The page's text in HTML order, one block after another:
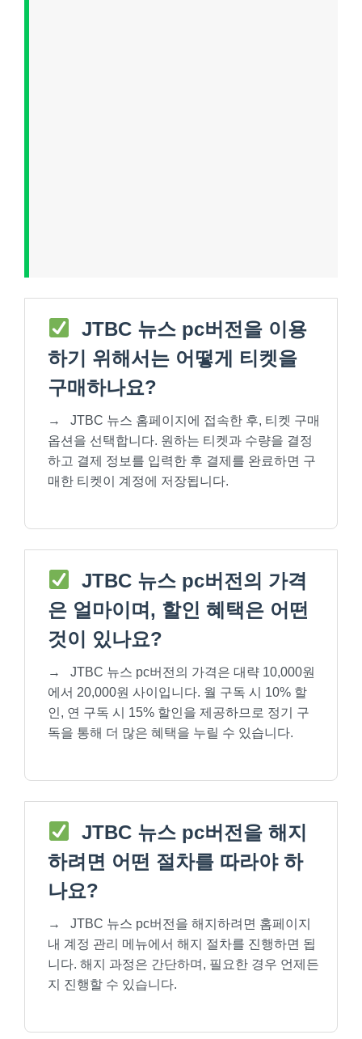
JTBC 뉴스 pc버전을 이용
하기 위해서는 어떻게 티켓을
구매하나요?
→
JTBC 뉴스 홈페이지에 접속한 후, 티켓 구매
옵션을 선택합니다. 원하는 티켓과 수량을 결정
하고 결제 정보를 입력한 후 결제를 완료하면 구
매한 티켓이 계정에 저장됩니다.
JTBC 뉴스 pc버전의 가격
은 얼마이며, 할인 혜택은 어떤
것이 있나요?
→
JTBC 뉴스 pc버전의 가격은 대략 10,000원
에서 20,000원 사이입니다. 월 구독 시 10% 할
인, 연 구독 시 15% 할인을 제공하므로 정기 구
독을 통해 더 많은 혜택을 누릴 수 있습니다.
JTBC 뉴스 pc버전을 해지
하려면 어떤 절차를 따라야 하
나요?
→
JTBC 뉴스 pc버전을 해지하려면 홈페이지
내 계정 관리 메뉴에서 해지 절차를 진행하면 됩
니다. 해지 과정은 간단하며, 필요한 경우 언제든
지 진행할 수 있습니다.